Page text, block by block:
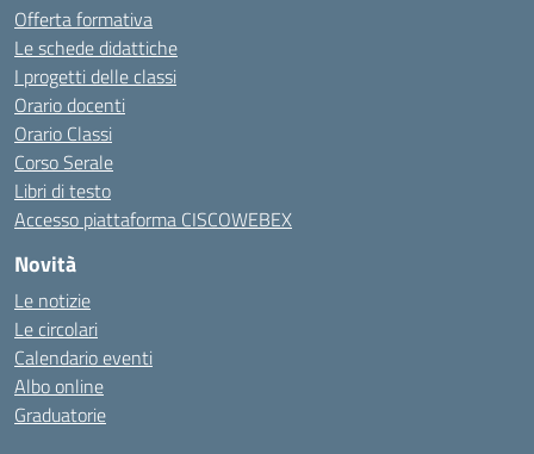
Offerta formativa
Le schede didattiche
I progetti delle classi
Orario docenti
Orario Classi
Corso Serale
Libri di testo
Accesso piattaforma CISCOWEBEX
Novità
Le notizie
Le circolari
Calendario eventi
Albo online
Graduatorie